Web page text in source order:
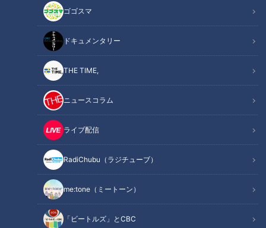
ゴゴスマ
ドキュメンタリー
THE TIME,
ニュースコラム
ライブ配信
RadiChubu（ラジチューブ）
me:tone（ミートーン）
「ビートルズ」とCBC
関連リンク
【動画】これぞ竜のエース！高橋宏斗、自己最
サンキュー！タンケ
自分の役割はチームを勝たせること
半分かかっているボタンが何十個もある
固い“芯”を作る
オススメ関連コンテンツ
サンキュー！タンケ